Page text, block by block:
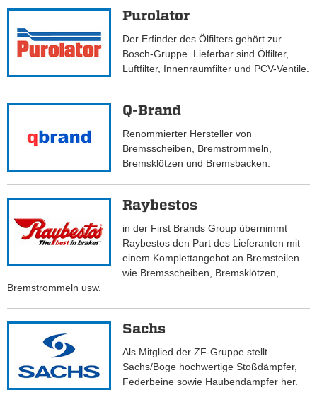
Purolator
Der Erfinder des Ölfilters gehört zur
Bosch-Gruppe. Lieferbar sind Ölfilter,
Luftfilter, Innenraumfilter und PCV-Ventile.
Q-Brand
Renommierter Hersteller von
Bremsscheiben, Bremstrommeln,
Bremsklötzen und Bremsbacken.
Raybestos
in der First Brands Group übernimmt
Raybestos den Part des Lieferanten mit
einem Komplettangebot an Bremsteilen
wie Bremsscheiben, Bremsklötzen,
Bremstrommeln usw.
Sachs
Als Mitglied der ZF-Gruppe stellt
Sachs/Boge hochwertige Stoßdämpfer,
Federbeine sowie Haubendämpfer her.